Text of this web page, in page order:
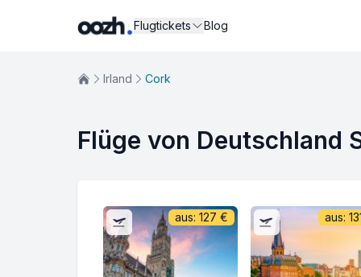
Flugtickets Blog
Irland Cork
Flüge von Deutschland
aus: 127 € aus: